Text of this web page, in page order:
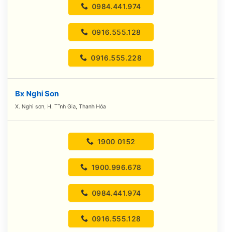
0984.441.974
0916.555.128
0916.555.228
Bx Nghi Sơn
X. Nghi sơn, H. Tĩnh Gia, Thanh Hóa
1900 0152
1900.996.678
0984.441.974
0916.555.128